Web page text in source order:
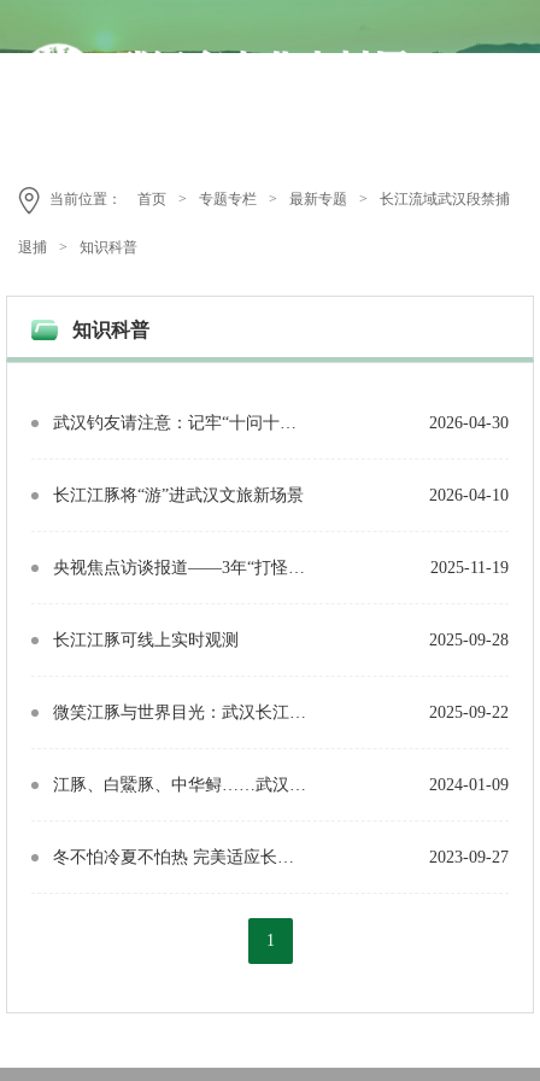
当前位置： 首页 > 专题专栏 > 最新专题 > 长江流域武汉段禁捕
退捕 > 知识科普
知识科普
2026-04-30
长江江豚将“游”进武汉文旅新场景 2026-04-10
2025-11-19
长江江豚可线上实时观测 2025-09-28
2025-09-22
2024-01-09
2023-09-27
1